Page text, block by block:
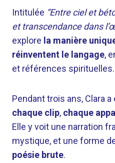
Intitulée “Entre ciel et
et transcendance dans
explore la manière
réinventent le langage,
et références spirituelles.
Pendant trois ans, Clara a
chaque clip, chaque
Elle y voit une narration
mystique, et une forme
poésie brute.